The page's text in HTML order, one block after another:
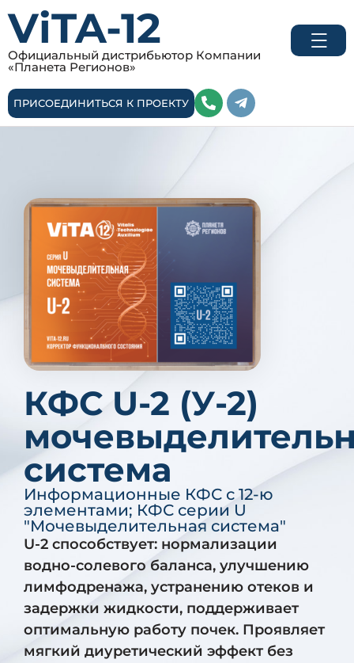
ViTA-12
Официальный дистрибьютор Компании
«Планета Регионов»
ПРИСОЕДИНИТЬСЯ К ПРОЕКТУ
КФС U-2 (У-2)
система
Информационные КФС с 12-ю
элементами; КФС серии U
"Мочевыделительная система"
U-2 способствует: нормализации
водно-солевого баланса, улучшению
лимфодренажа, устранению отеков и
задержки жидкости, поддерживает
оптимальную работу почек. Проявляет
мягкий диуретический эффект без